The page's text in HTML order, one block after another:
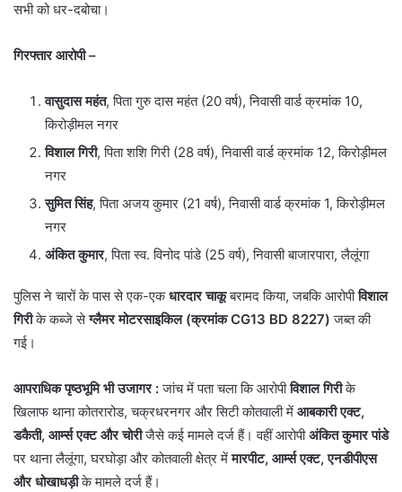
सभी को धर-दबोचा।
गिरफ्तार आरोपी –
वासुदास महंत, पिता गुरु दास महंत (20 वर्ष), निवासी वार्ड क्रमांक 10,
किरोड़ीमल नगर
विशाल गिरी, पिता शशि गिरी (28 वर्ष), निवासी वार्ड क्रमांक 12, किरोड़ीमल
नगर
सुमित सिंह, पिता अजय कुमार (21 वर्ष), निवासी वार्ड क्रमांक 1, किरोड़ीमल
नगर
अंकित कुमार, पिता स्व. विनोद पांडे (25 वर्ष), निवासी बाजारपारा, लैलूंगा
पुलिस ने चारों के पास से एक-एकधारदार चाकूबरामद किया, जबकि आरोपीविशाल
गिरीके कब्जे सेग्लैमर मोटरसाइकिल (क्रमांक CG13 BD 8227) जब्त की
गई।
आपराधिक पृष्ठभूमि भी उजागर :जांच में पता चला कि आरोपीविशाल गिरीके
खिलाफ थाना कोतरारोड, चक्रधरनगर और सिटी कोतवाली में आबकारी एक्ट,
डकैती, आर्म्स एक्ट और चोरीजैसे कई मामले दर्ज हैं। वहीं आरोपीअंकित कुमार पांडे
पर थाना लैलूंगा, घरघोड़ा और कोतवाली क्षेत्र मेंमारपीट, आर्म्स एक्ट, एनडीपीएस
और धोखाधड़ीके मामले दर्ज हैं।